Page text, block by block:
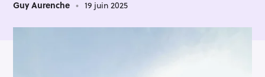
Guy Aurenche 19 juin 2025